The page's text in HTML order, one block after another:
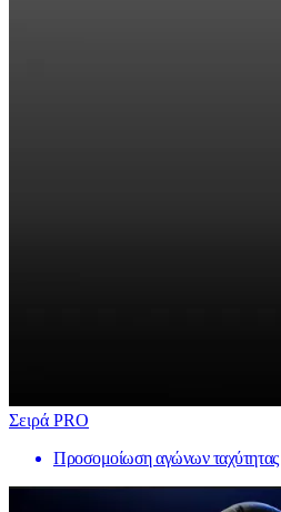
Σειρά PRO
Προσομοίωση αγώνων ταχύτητας